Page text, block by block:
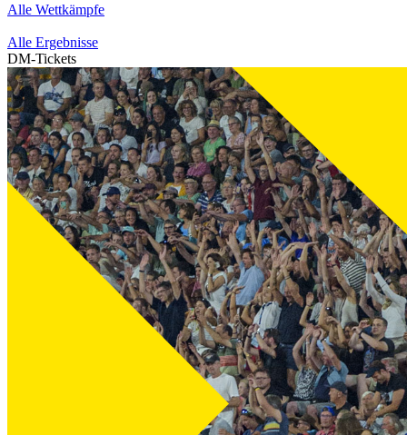
Alle Wettkämpfe
Alle Ergebnisse
DM-Tickets